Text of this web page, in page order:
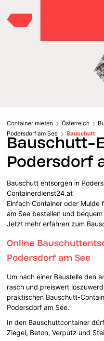
Container mieten Österreich
Podersdorf am See
Bauschutt
Bauschutt-
Podersdorf
Bauschutt entsorgen in
Containerdienst24.at
Einfach Container oder
am See bestellen und
Jetzt mehr erfahren zum
Online
Podersdorf am See
Um nach einer Baustelle den
rasch und preiswert
praktischen Bauschutt-
Podersdorf am See.
In den Bauschuttcontainer
Ziegel, Beton, Verputz und